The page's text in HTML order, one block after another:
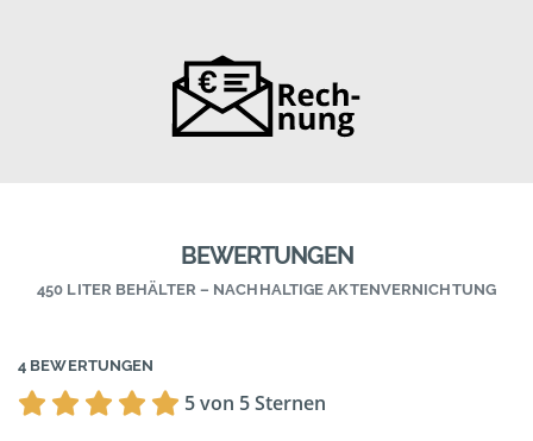
BEWERTUNGEN
450 LITER BEHÄLTER – NACHHALTIGE AKTENVERNICHTUNG
4 BEWERTUNGEN
5 von 5 Sternen